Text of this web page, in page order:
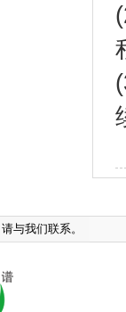
与我们联系。